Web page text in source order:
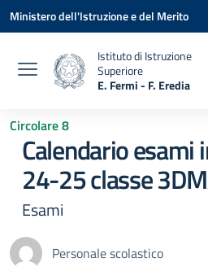
Vai ai contenuti
Vai al menu di navigazione
Vai al footer
Ministero dell'Istruzione e del Merito
Istituto di Istruzione
Superiore
E. Fermi - F. Eredia
Circolare 8
Calendario esami
24-25 classe
Esami
Personale scolastico